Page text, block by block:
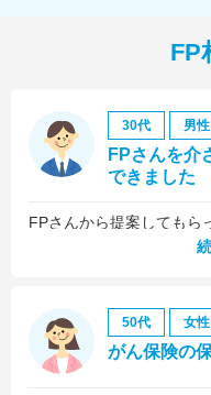
FP
30代 男性
FPさんを介
できました
50代 女性
がん保険の